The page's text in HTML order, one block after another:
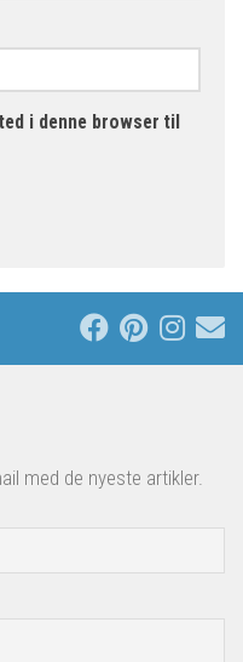
i denne browser til
med de nyeste artikler.